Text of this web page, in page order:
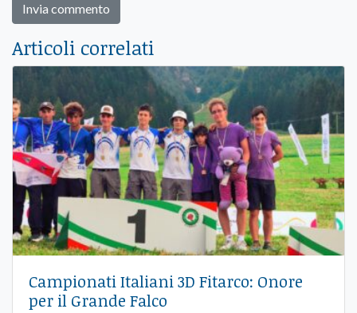
Articoli correlati
Campionati Italiani 3D Fitarco: Onore
per il Grande Falco